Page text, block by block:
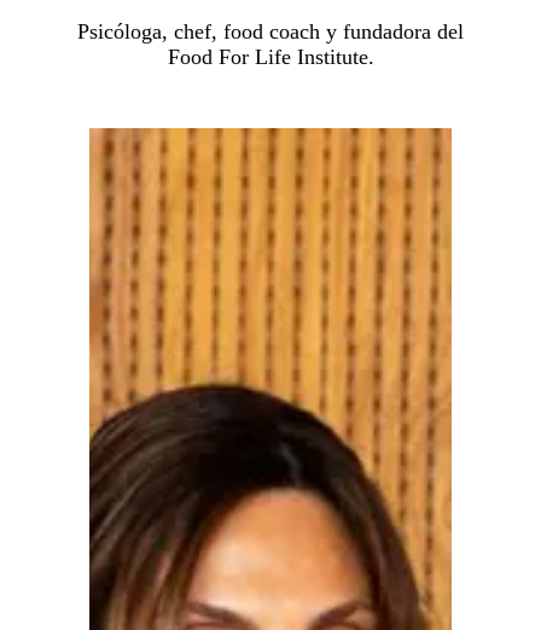
Psicóloga, chef, food coach y fundadora del
Food For Life Institute.